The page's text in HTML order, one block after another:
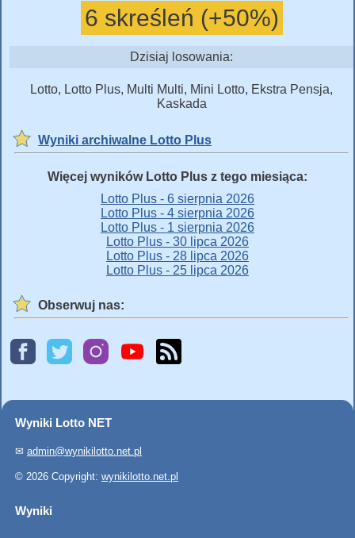
6 skreśleń (+50%)
Dzisiaj losowania:
Lotto, Lotto Plus, Multi Multi, Mini Lotto, Ekstra Pensja,
Kaskada
Wyniki archiwalne Lotto Plus
Więcej wyników Lotto Plus z tego miesiąca:
Lotto Plus - 6 sierpnia 2026
Lotto Plus - 4 sierpnia 2026
Lotto Plus - 1 sierpnia 2026
Lotto Plus - 30 lipca 2026
Lotto Plus - 28 lipca 2026
Lotto Plus - 25 lipca 2026
Obserwuj nas:
Wyniki Lotto NET
✉ admin@wynikilotto.net.pl
© 2026 Copyright: wynikilotto.net.pl
Wyniki